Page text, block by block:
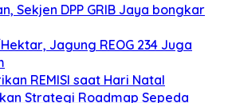
Sekjen DPP GRIB Jaya bongkar
Jagung REOG 234 Juga
REMISI saat Hari Natal
Strategi Roadmap Sepeda